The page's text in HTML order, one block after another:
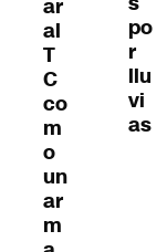
ar
al
T
C
co
m
o
un
ar
m
po
r
llu
vi
as